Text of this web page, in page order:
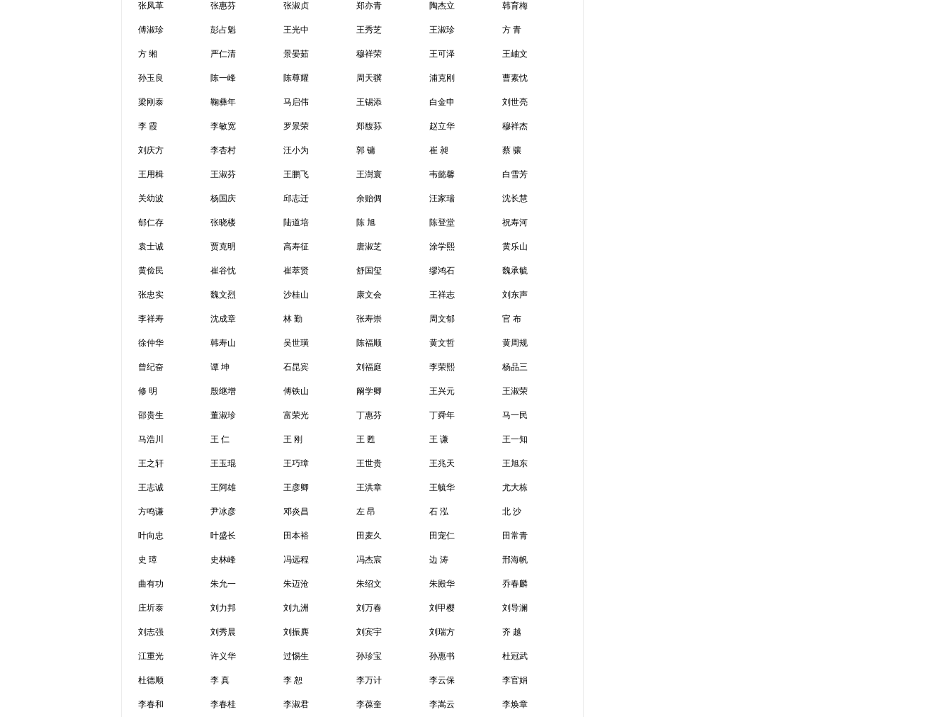
张凤革 张惠芬 张淑贞 郑亦青 陶杰立 韩育梅
傅淑珍 彭占魁 王光中 王秀芝 王淑珍 方 青
方 缃 严仁清 景晏茹 穆祥荣 王可泽 王岫文
孙玉良 陈一峰 陈尊耀 周天骥 浦克刚 曹素忱
梁刚泰 鞠彝年 马启伟 王锡添 白金申 刘世亮
李 霞 李敏宽 罗景荣 郑馥荪 赵立华 穆祥杰
刘庆方 李杏村 汪小为 郭 镛 崔 昶 蔡 骧
王用楫 王淑芬 王鹏飞 王澍寰 韦懿馨 白雪芳
关幼波 杨国庆 邱志迁 余贻倜 汪家瑞 沈长慧
郁仁存 张晓楼 陆道培 陈 旭 陈登堂 祝寿河
袁士诚 贾克明 高寿征 唐淑芝 涂学熙 黄乐山
黄俭民 崔谷忱 崔萃贤 舒国玺 缪鸿石 魏承毓
张忠实 魏文烈 沙桂山 康文会 王祥志 刘东声
李祥寿 沈成章 林 勤 张寿崇 周文郁 官 布
徐仲华 韩寿山 吴世璜 陈福顺 黄文哲 黄周规
曾纪奋 谭 坤 石昆宾 刘福庭 李荣熙 杨品三
修 明 殷继增 傅铁山 阚学卿 王兴元 王淑荣
邵贵生 董淑珍 富荣光 丁惠芬 丁舜年 马一民
马浩川 王 仁 王 刚 王 甦 王 谦 王一知
王之轩 王玉琨 王巧璋 王世贵 王兆天 王旭东
王志诚 王阿雄 王彦卿 王洪章 王毓华 尤大栋
方鸣谦 尹冰彦 邓炎昌 左 昂 石 泓 北 沙
叶向忠 叶盛长 田本裕 田麦久 田宠仁 田常青
史 璋 史林峰 冯远程 冯杰宸 边 涛 邢海帆
曲有功 朱允一 朱迈沧 朱绍文 朱殿华 乔春麟
庄圻泰 刘力邦 刘九洲 刘万春 刘甲樱 刘导澜
刘志强 刘秀晨 刘振麂 刘宾宇 刘瑞方 齐 越
江重光 许义华 过惕生 孙珍宝 孙惠书 杜冠武
杜德顺 李 真 李 恕 李万计 李云保 李官娟
李春和 李春桂 李淑君 李葆奎 李嵩云 李焕章